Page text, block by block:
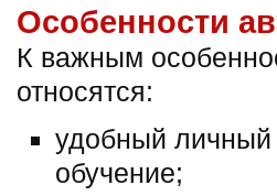
Особенности
К важным
относятся:
удобный личный
обучение;